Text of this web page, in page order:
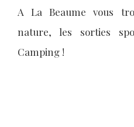
A La Beaume vous
nature, les sorties
Camping !